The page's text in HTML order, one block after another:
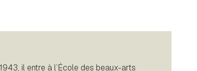
il entre à l’École des beaux-arts